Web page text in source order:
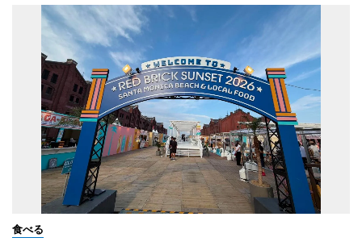
食べる